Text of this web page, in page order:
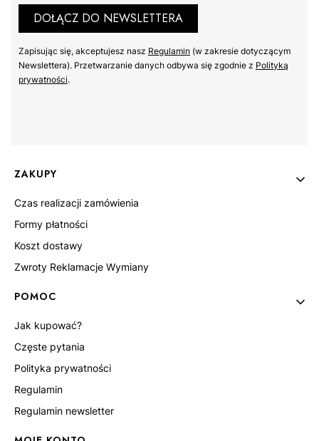
DOŁĄCZ DO NEWSLETTERA
Zapisując się, akceptujesz nasz ​ Regulamin ​​​ (w zakresie dotyczącym
Newslettera). Przetwarzanie danych odbywa się zgodnie z ​ Polityką
prywatności​​​.
Linki w stopce
ZAKUPY
Czas realizacji zamówienia
Formy płatności
Koszt dostawy
Zwroty Reklamacje Wymiany
POMOC
Jak kupować?
Częste pytania
Polityka prywatności
Regulamin
Regulamin newsletter